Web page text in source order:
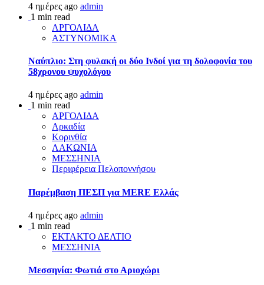
4 ημέρες ago admin
1 min read
ΑΡΓΟΛΙΔΑ
ΑΣΤΥΝΟΜΙΚΑ
Ναύπλιο: Στη φυλακή οι δύο Ινδοί για τη δολοφονία του
58χρονου ψυχολόγου
4 ημέρες ago admin
1 min read
ΑΡΓΟΛΙΔΑ
Αρκαδία
Κορινθία
ΛΑΚΩΝΙΑ
ΜΕΣΣΗΝΙΑ
Περιφέρεια Πελοποννήσου
Παρέμβαση ΠΕΣΠ για MERE Ελλάς
4 ημέρες ago admin
1 min read
ΕΚΤΑΚΤΟ ΔΕΛΤΙΟ
ΜΕΣΣΗΝΙΑ
Μεσσηνία: Φωτιά στο Αριοχώρι